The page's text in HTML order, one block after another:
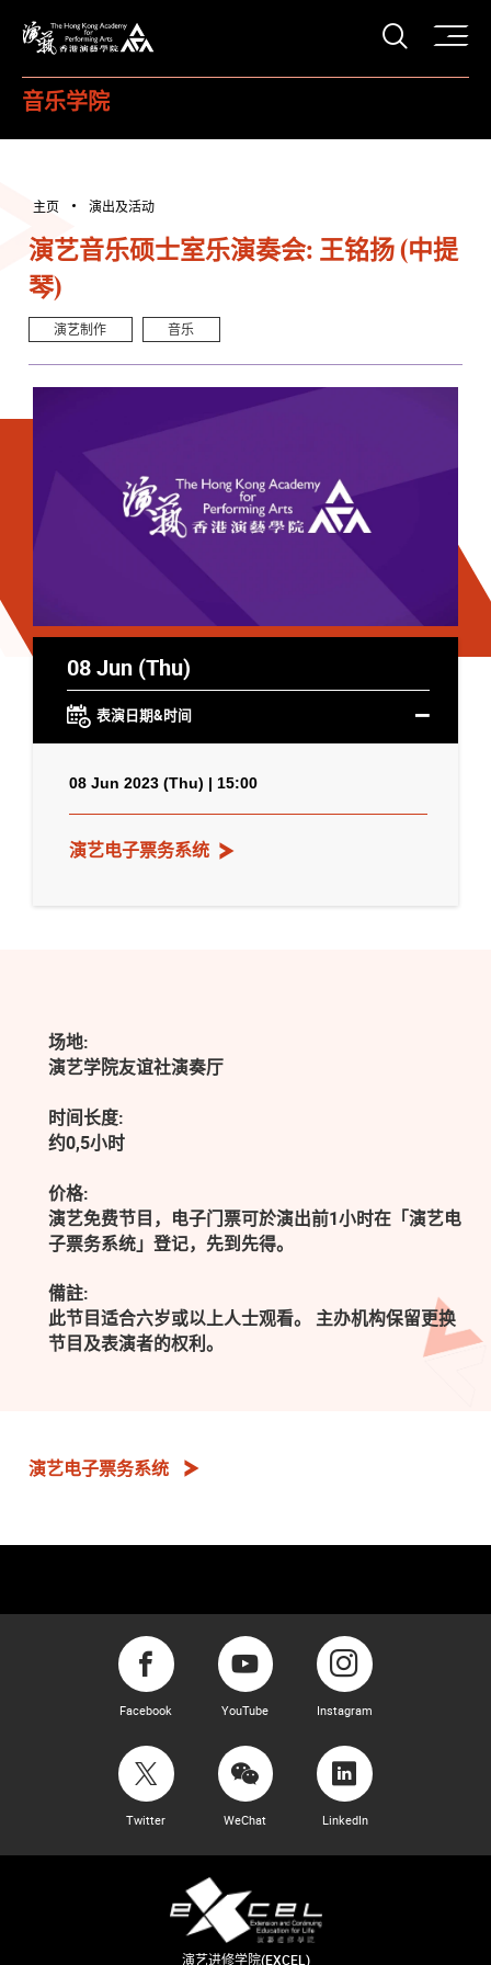
打开
音乐学院
主页 演出及活动
演艺音乐硕士室乐演奏会: 王铭扬 (中提
琴)
演艺制作 音乐
08 Jun (Thu)
表演日期&时间
08 Jun 2023 (Thu) | 15:00
演艺电子票务系统
场地:
演艺学院友谊社演奏厅
时间长度:
约0,5小时
价格:
演艺免费节目，电子门票可於演出前1小时在「演艺电
子票务系统」登记，先到先得。
備註:
此节目适合六岁或以上人士观看。 主办机构保留更换
节目及表演者的权利。
演艺电子票务系统
Facebook YouTube Instagram
Twitter WeChat LinkedIn
演艺进修学院(EXCEL)